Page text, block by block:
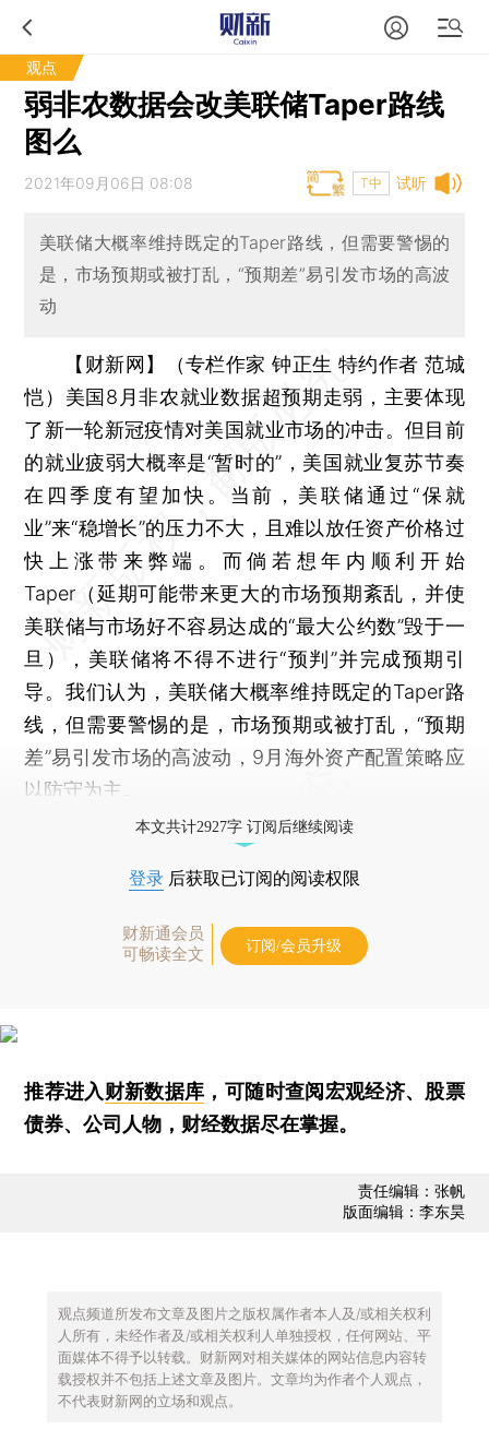
观点
弱非农数据会改美联储Taper路线
图么
试听
2021年09月06日 08:08 T中
美联储大概率维持既定的Taper路线，但需要警惕的
是，市场预期或被打乱，“预期差”易引发市场的高波
动
【财新网】（专栏作家 钟正生 特约作者 范城
恺） 美国8月非农就业数据超预期走弱，主要体现
了新一轮新冠疫情对美国就业市场的冲击。但目前
的就业疲弱大概率是“暂时的”，美国就业复苏节奏
在四季度有望加快。当前，美联储通过“保就
业”来“稳增长”的压力不大，且难以放任资产价格过
快上涨带来弊端。而倘若想年内顺利开始
Taper（延期可能带来更大的市场预期紊乱，并使
美联储与市场好不容易达成的“最大公约数”毁于一
旦），美联储将不得不进行“预判”并完成预期引
导。我们认为，美联储大概率维持既定的Taper路
线，但需要警惕的是，市场预期或被打乱，“预期
差”易引发市场的高波动，9月海外资产配置策略应
以防守为主。
本文共计2927字 订阅后继续阅读
登录 后获取已订阅的阅读权限
财新通会员
可畅读全文
订阅/会员升级
推荐进入财新数据库 ，可随时查阅宏观经济、股票
债券、公司人物，财经数据尽在掌握。
责任编辑：张帆
版面编辑：李东昊
观点频道所发布文章及图片之版权属作者本人及/或相关权利
人所有，未经作者及/或相关权利人单独授权，任何网站、平
面媒体不得予以转载。财新网对相关媒体的网站信息内容转
载授权并不包括上述文章及图片。文章均为作者个人观点，
不代表财新网的立场和观点。